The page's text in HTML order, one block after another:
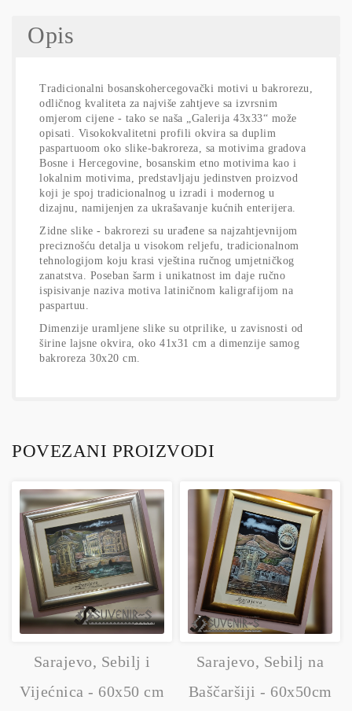
Opis
Tradicionalni bosanskohercegovački motivi u bakrorezu,
odličnog kvaliteta za najviše zahtjeve sa izvrsnim
omjerom cijene - tako se naša „Galerija 43x33“ može
opisati. Visokokvalitetni profili okvira sa duplim
paspartuoom oko slike-bakroreza, sa motivima gradova
Bosne i Hercegovine, bosanskim etno motivima kao i
lokalnim motivima, predstavljaju jedinstven proizvod
koji je spoj tradicionalnog u izradi i modernog u
dizajnu, namijenjen za ukrašavanje kućnih enterijera.
Zidne slike - bakrorezi su urađene sa najzahtjevnijom
preciznošću detalja u visokom reljefu, tradicionalnom
tehnologijom koju krasi vještina ručnog umjetničkog
zanatstva. Poseban šarm i unikatnost im daje ručno
ispisivanje naziva motiva latiničnom kaligrafijom na
paspartuu.
Dimenzije uramljene slike su otprilike, u zavisnosti od
širine lajsne okvira, oko 41x31 cm a dimenzije samog
bakroreza 30x20 cm.
POVEZANI PROIZVODI
Sarajevo, Sebilj i
Vijećnica - 60x50 cm
Sarajevo, Sebilj na
Baščaršiji - 60x50cm